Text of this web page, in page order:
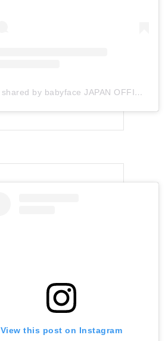
A post shared by babyface JAPAN OFFICIAL (@babyface_japan)
View this post on Instagram